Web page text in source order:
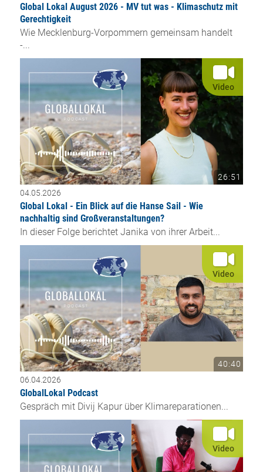
Global Lokal August 2026 - MV tut was - Klimaschutz mit
Gerechtigkeit
Wie Mecklenburg-Vorpommern gemeinsam handelt
-...
Video
26:51
04.05.2026
Global Lokal - Ein Blick auf die Hanse Sail - Wie
nachhaltig sind Großveranstaltungen?
In dieser Folge berichtet Janika von ihrer Arbeit...
Video
40:40
06.04.2026
GlobalLokal Podcast
Gespräch mit Divij Kapur über Klimareparationen...
Video